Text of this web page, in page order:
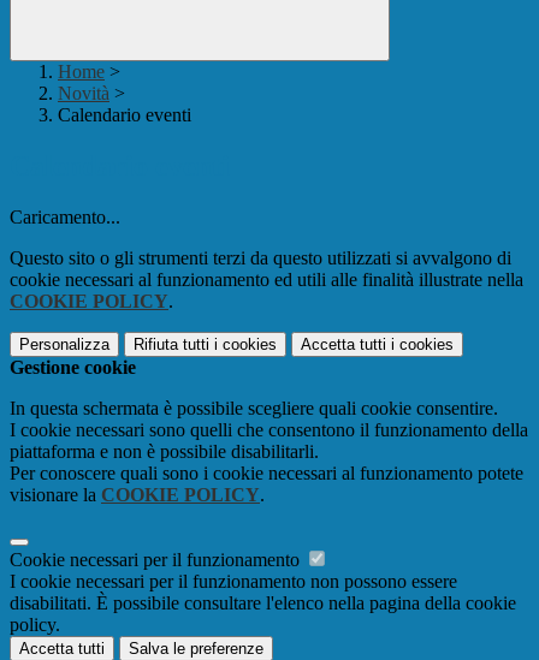
Home >
Novità >
Calendario eventi
Caricamento...
Questo sito o gli strumenti terzi da questo utilizzati si avvalgono di
cookie necessari al funzionamento ed utili alle finalità illustrate nella
COOKIE POLICY.
Personalizza Rifiuta tutti i cookies Accetta tutti i cookies
Gestione cookie
In questa schermata è possibile scegliere quali cookie consentire.
I cookie necessari sono quelli che consentono il funzionamento della
piattaforma e non è possibile disabilitarli.
Per conoscere quali sono i cookie necessari al funzionamento potete
visionare la COOKIE POLICY.
Cookie necessari per il funzionamento
I cookie necessari per il funzionamento non possono essere
disabilitati. È possibile consultare l'elenco nella pagina della cookie
policy.
Accetta tutti Salva le preferenze